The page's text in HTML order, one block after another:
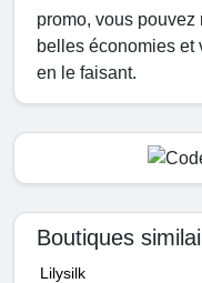
promo, vous pouvez
belles économies et
en le faisant.
Boutiques
Lilysilk